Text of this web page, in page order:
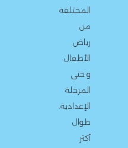
المختلفة
من
رياض
الأطفال
و حتى
المرحلة
الإعدادية.
طوال
أكثر